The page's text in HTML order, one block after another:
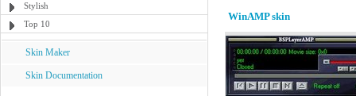
Stylish
Top 10
Skin Maker
Skin Documentation
WinAMP skin